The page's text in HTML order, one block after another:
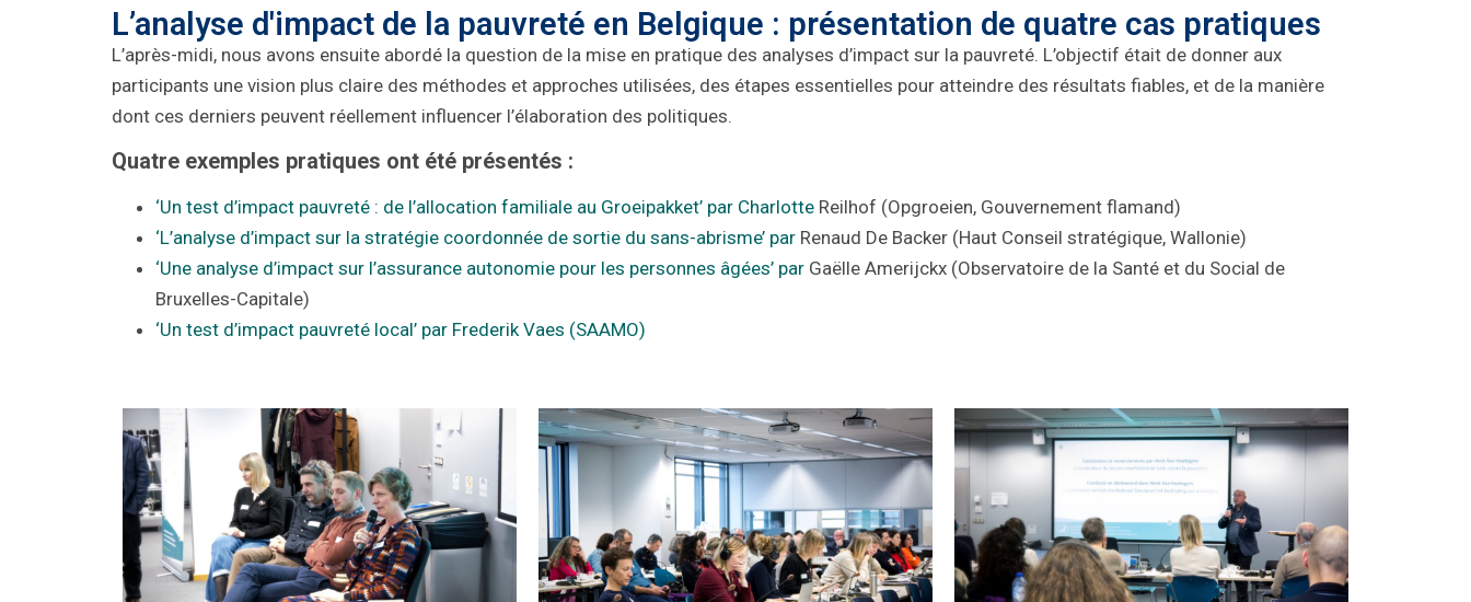
L’analyse d'impact de la pauvreté en Belgique : présentation de quatre cas pratiques
L’après-midi, nous avons ensuite abordé la question de la mise en pratique des analyses d’impact sur la pauvreté. L’objectif était de donner aux
participants une vision plus claire des méthodes et approches utilisées, des étapes essentielles pour atteindre des résultats fiables, et de la manière
dont ces derniers peuvent réellement influencer l’élaboration des politiques.
Quatre exemples pratiques ont été présentés :
‘Un test d’impact pauvreté : de l’allocation familiale au Groeipakket’ par Charlotte Reilhof (Opgroeien, Gouvernement flamand)
‘L’analyse d’impact sur la stratégie coordonnée de sortie du sans-abrisme’ par Renaud De Backer (Haut Conseil stratégique, Wallonie)
‘Une analyse d’impact sur l’assurance autonomie pour les personnes âgées’ par Gaëlle Amerijckx (Observatoire de la Santé et du Social de
Bruxelles-Capitale)
‘Un test d’impact pauvreté local’ par Frederik Vaes (SAAMO)